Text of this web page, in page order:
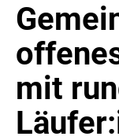
COCA-COLA
COCA-COLA HBC
RÖMERQUELLE
ÖSTERREICHISCHE
KESCH
mit